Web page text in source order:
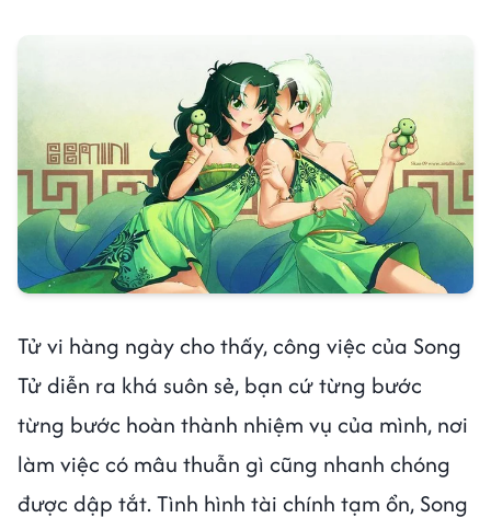
Tử vi hàng ngày cho thấy, công việc của Song
Tử diễn ra khá suôn sẻ, bạn cứ từng bước
từng bước hoàn thành nhiệm vụ của mình, nơi
làm việc có mâu thuẫn gì cũng nhanh chóng
được dập tắt. Tình hình tài chính tạm ổn, Song